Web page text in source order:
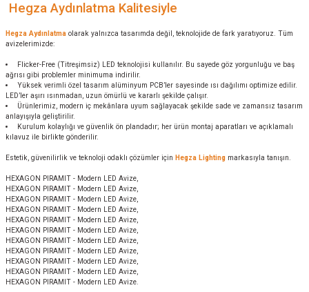
Hegza Aydınlatma Kalitesiyle
Hegza Aydınlatma olarak yalnızca tasarımda değil, teknolojide de fark yaratıyoruz. Tüm
avizelerimizde:
Flicker-Free (Titreşimsiz) LED teknolojisi kullanılır. Bu sayede göz yorgunluğu ve baş
ağrısı gibi problemler minimuma indirilir.
Yüksek verimli özel tasarım alüminyum PCB’ler sayesinde ısı dağılımı optimize edilir.
LED’ler aşırı ısınmadan, uzun ömürlü ve kararlı şekilde çalışır.
Ürünlerimiz, modern iç mekânlara uyum sağlayacak şekilde sade ve zamansız tasarım
anlayışıyla geliştirilir.
Kurulum kolaylığı ve güvenlik ön plandadır; her ürün montaj aparatları ve açıklamalı
kılavuz ile birlikte gönderilir.
Estetik, güvenilirlik ve teknoloji odaklı çözümler için Hegza Lighting markasıyla tanışın.
HEXAGON PIRAMIT - Modern LED Avize,
HEXAGON PIRAMIT - Modern LED Avize,
HEXAGON PIRAMIT - Modern LED Avize,
HEXAGON PIRAMIT - Modern LED Avize,
HEXAGON PIRAMIT - Modern LED Avize,
HEXAGON PIRAMIT - Modern LED Avize,
HEXAGON PIRAMIT - Modern LED Avize,
HEXAGON PIRAMIT - Modern LED Avize,
HEXAGON PIRAMIT - Modern LED Avize,
HEXAGON PIRAMIT - Modern LED Avize,
HEXAGON PIRAMIT - Modern LED Avize.